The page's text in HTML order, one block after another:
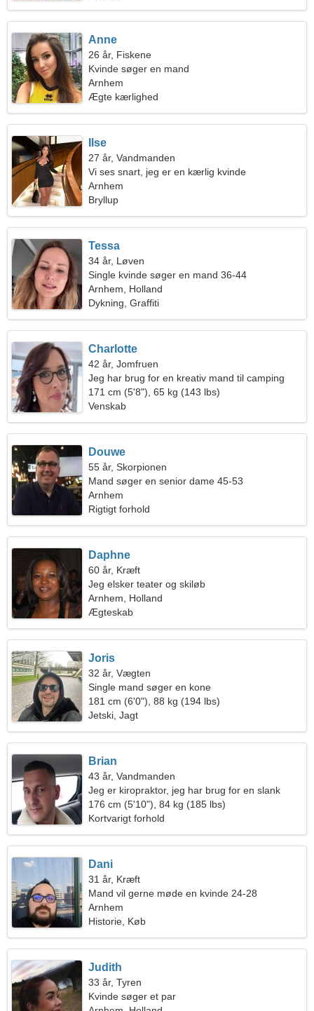
Anne
26 år, Fiskene
Kvinde søger en mand
Arnhem
Ægte kærlighed
Ilse
27 år, Vandmanden
Vi ses snart, jeg er en kærlig kvinde
Arnhem
Bryllup
Tessa
34 år, Løven
Single kvinde søger en mand 36-44
Arnhem, Holland
Dykning, Graffiti
Charlotte
42 år, Jomfruen
Jeg har brug for en kreativ mand til camping
171 cm (5'8"), 65 kg (143 lbs)
Venskab
Douwe
55 år, Skorpionen
Mand søger en senior dame 45-53
Arnhem
Rigtigt forhold
Daphne
60 år, Kræft
Jeg elsker teater og skiløb
Arnhem, Holland
Ægteskab
Joris
32 år, Vægten
Single mand søger en kone
181 cm (6'0"), 88 kg (194 lbs)
Jetski, Jagt
Brian
43 år, Vandmanden
Jeg er kiropraktor, jeg har brug for en slank
kvinde
176 cm (5'10"), 84 kg (185 lbs)
Kortvarigt forhold
Dani
31 år, Kræft
Mand vil gerne møde en kvinde 24-28
Arnhem
Historie, Køb
Judith
33 år, Tyren
Kvinde søger et par